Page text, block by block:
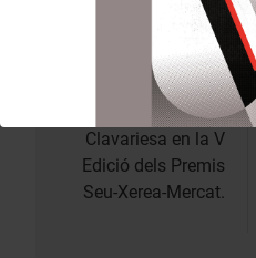
Navegación
entradas
Anterior:
L’Honorable
Clavariesa en la V
Edició dels Premis
Seu-Xerea-Mercat.